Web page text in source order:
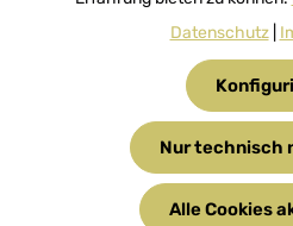
Datenschutz|
Nur technisch
Alle Cookies